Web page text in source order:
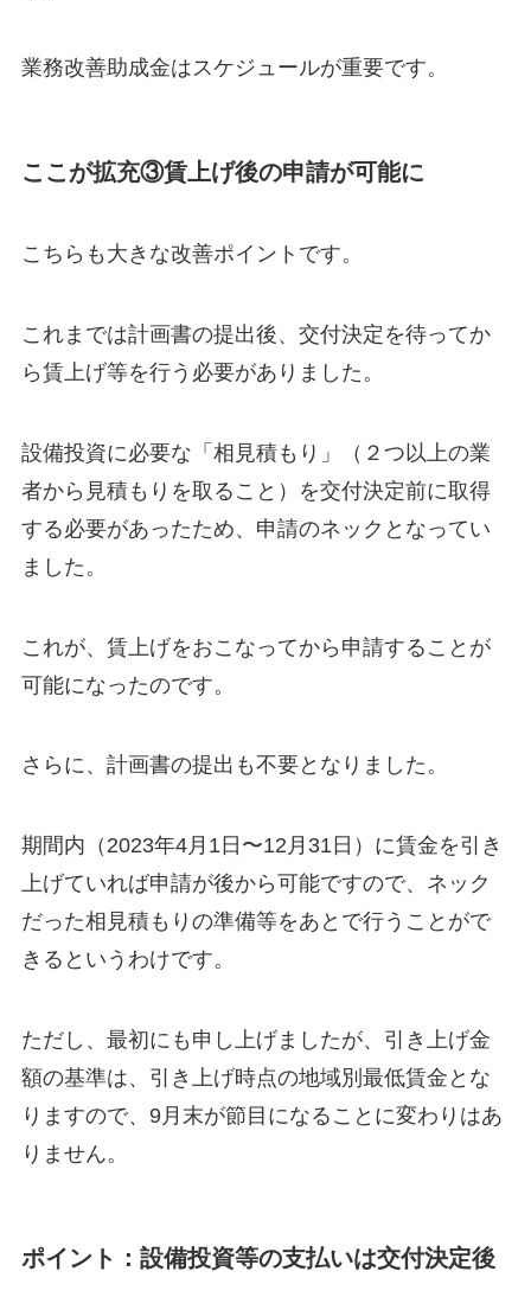
業務改善助成金はスケジュールが重要です。
ここが拡充③賃上げ後の申請が可能に
こちらも大きな改善ポイントです。
これまでは計画書の提出後、交付決定を待ってか
ら賃上げ等を行う必要がありました。
設備投資に必要な「相見積もり」（２つ以上の業
者から見積もりを取ること）を交付決定前に取得
する必要があったため、申請のネックとなってい
ました。
これが、賃上げをおこなってから申請することが
可能になったのです。
さらに、計画書の提出も不要となりました。
期間内（2023年4月1日〜12月31日）に賃金を引き
上げていれば申請が後から可能ですので、ネック
だった相見積もりの準備等をあとで行うことがで
きるというわけです。
ただし、最初にも申し上げましたが、引き上げ金
額の基準は、引き上げ時点の地域別最低賃金とな
りますので、9月末が節目になることに変わりはあ
りません。
ポイント：設備投資等の支払いは交付決定後